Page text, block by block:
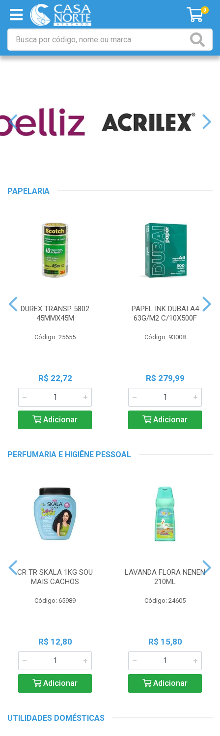
0
PAPELARIA
DUREX TRANSP 5802
45MMX45M
Código: 25655
R$ 22,72
Adicionar
PAPEL INK DUBAI A4
63G/M2 C/10X500F
Código: 93008
R$ 279,99
Adicionar
PERFUMARIA E HIGIÊNE PESSOAL
CR TR SKALA 1KG SOU
MAIS CACHOS
Código: 65989
R$ 12,80
Adicionar
LAVANDA FLORA NENEN
210ML
Código: 24605
R$ 15,80
Adicionar
UTILIDADES DOMÉSTICAS